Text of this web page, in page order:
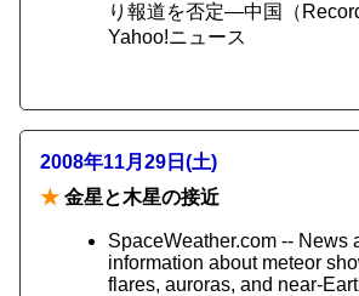
り報道を否定―中国（
Yahoo!ニュース
2008年11月29日(土)
★ 金星と木星の接近
SpaceWeather.com -- News
information about meteor
flares, auroras, and near-